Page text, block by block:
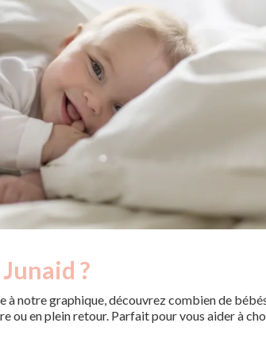
?
à notre graphique, découvrez combien de
ou en plein retour. Parfait pour vous aider à